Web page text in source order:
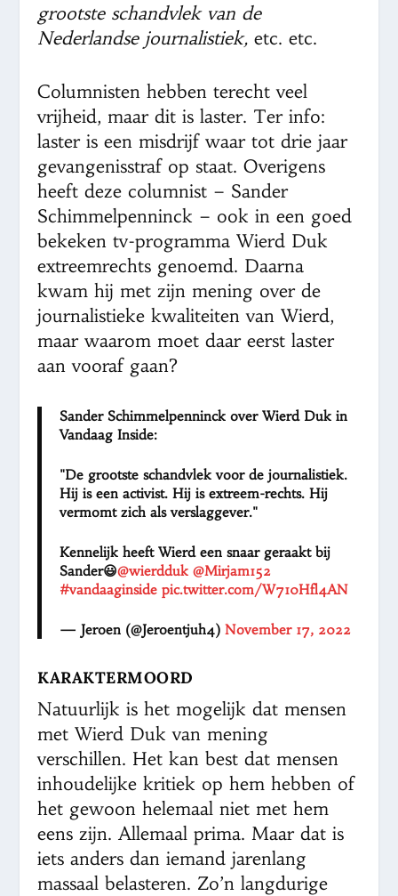
grootste schandvlek van de
Nederlandse journalistiek,etc. etc.
Columnisten hebben terecht veel
vrijheid, maar dit is laster. Ter info:
laster is een misdrijf waar tot drie jaar
gevangenisstraf op staat. Overigens
heeft deze columnist – Sander
Schimmelpenninck – ook in een goed
bekeken tv-programma Wierd Duk
extreemrechts genoemd. Daarna
kwam hij met zijn mening over de
journalistieke kwaliteiten van Wierd,
maar waarom moet daar eerst laster
aan vooraf gaan?
Sander Schimmelpenninck over Wierd Duk in
Vandaag Inside:
"De grootste schandvlek voor de journalistiek.
Hij is een activist. Hij is extreem-rechts. Hij
vermomt zich als verslaggever."
Kennelijk heeft Wierd een snaar geraakt bij
Sander😃@wierdduk @Mirjam152
#vandaaginside pic.twitter.com/W710Hfl4AN
— Jeroen (@Jeroentjuh4)November 17, 2022
KARAKTERMOORD
Natuurlijk is het mogelijk dat mensen
met Wierd Duk van mening
verschillen. Het kan best dat mensen
inhoudelijke kritiek op hem hebben of
het gewoon helemaal niet met hem
eens zijn. Allemaal prima. Maar dat is
iets anders dan iemand jarenlang
massaal belasteren. Zo’n langdurige